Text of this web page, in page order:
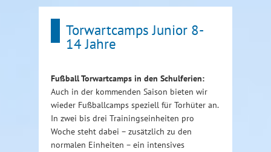
Torwartcamps Junior 8-
14 Jahre
Fußball Torwartcamps in den Schulferien:
Auch in der kommenden Saison bieten wir
wieder Fußballcamps speziell für Torhüter an.
In zwei bis drei Trainingseinheiten pro
Woche steht dabei – zusätzlich zu den
normalen Einheiten – ein intensives